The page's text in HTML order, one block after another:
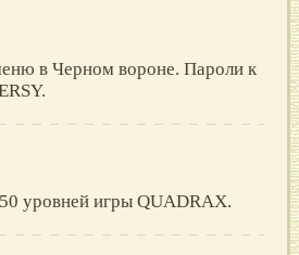
в Черном вороне. Пароли к
уровней игры QUADRAX.